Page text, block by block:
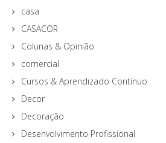
casa
CASACOR
Colunas & Opinião
comercial
Cursos & Aprendizado Contínuo
Decor
Decoração
Desenvolvimento Profissional